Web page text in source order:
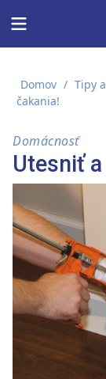
Menu
Domov / Tipy
čakania!
Domácnosť
Utesniť